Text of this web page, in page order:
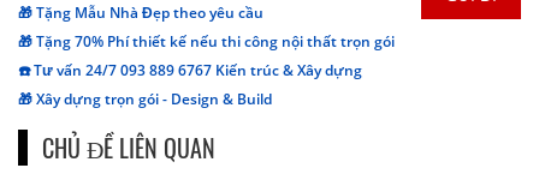
🎁 Tặng Mẫu Nhà Đẹp theo yêu cầu
🎁 Tặng 70% Phí thiết kế nếu thi công nội thất trọn gói
☎️ Tư vấn 24/7 093 889 6767 Kiến trúc & Xây dựng
🎁 Xây dựng trọn gói - Design & Build
CHỦ ĐỀ LIÊN QUAN